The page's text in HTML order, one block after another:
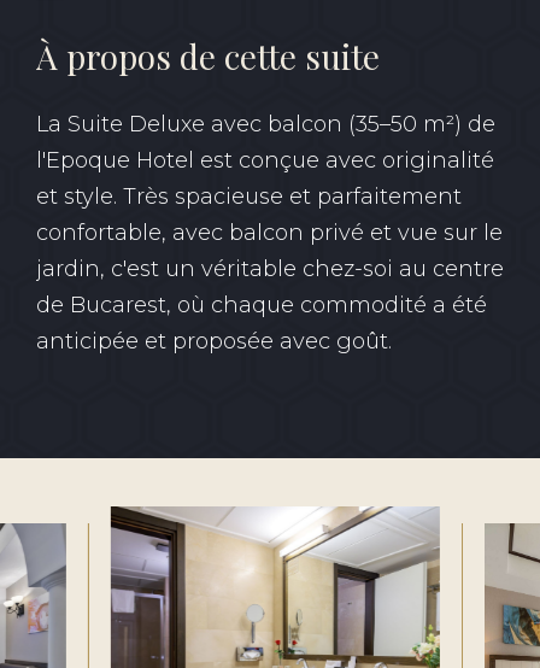
À propos de cette suite
La Suite Deluxe avec balcon (35–50 m²) de
l'Epoque Hotel est conçue avec originalité
et style. Très spacieuse et parfaitement
confortable, avec balcon privé et vue sur le
jardin, c'est un véritable chez-soi au centre
de Bucarest, où chaque commodité a été
anticipée et proposée avec goût.